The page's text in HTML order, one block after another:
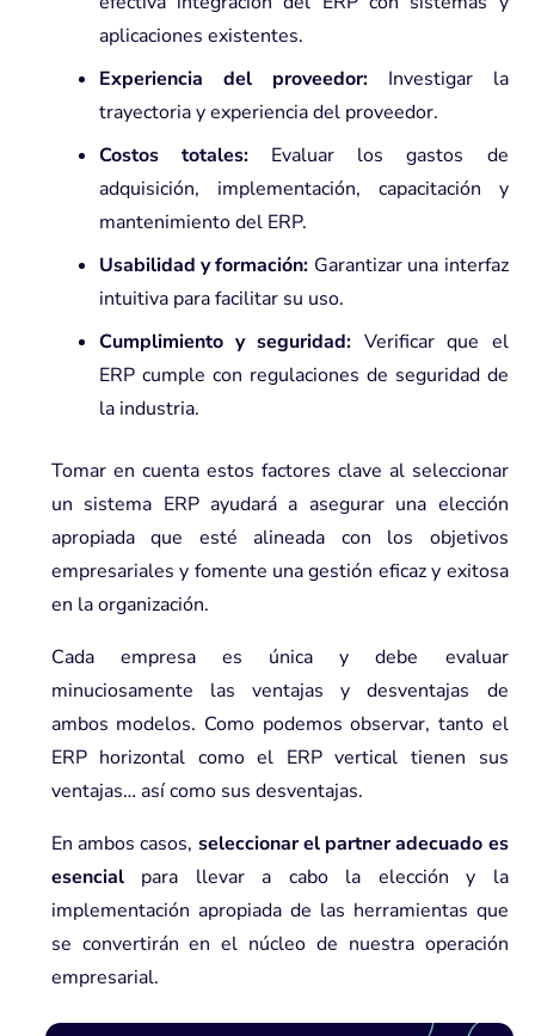
aplicaciones existentes.
Experiencia del proveedor:Investigar la
trayectoria y experiencia del proveedor.
Costos totales:Evaluar los gastos de
adquisición, implementación, capacitación y
mantenimiento del ERP.
Usabilidad y formación: Garantizar una interfaz
intuitiva para facilitar su uso.
Cumplimiento y seguridad: Verificar que el
ERP cumple con regulaciones de seguridad de
la industria.
Tomar en cuenta estos factores clave al seleccionar
un sistema ERP ayudará a asegurar una elección
apropiada que esté alineada con los objetivos
empresariales y fomente una gestión eficaz y exitosa
en la organización.
Cada empresa es única y debe evaluar
minuciosamente las ventajas y desventajas de
ambos modelos. Como podemos observar, tanto el
ERP horizontal como el ERP vertical tienen sus
ventajas… así como sus desventajas.
En ambos casos, seleccionar el partner adecuado es
esencial
para llevar a cabo la elección y la
implementación apropiada de las herramientas que
se convertirán en el núcleo de nuestra operación
empresarial.